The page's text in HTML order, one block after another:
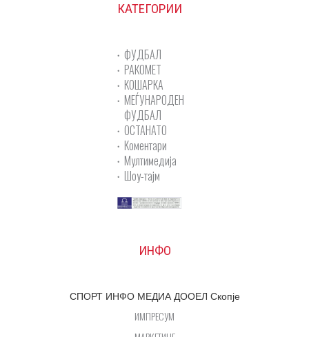
КАТЕГОРИИ
ФУДБАЛ
РАКОМЕТ
КОШАРКА
МЕЃУНАРОДЕН
ФУДБАЛ
ОСТАНАТО
Коментари
Мултимедија
Шоу-тајм
ИНФО
СПОРТ ИНФО МЕДИА ДООЕЛ Скопје
ИМПРЕСУМ